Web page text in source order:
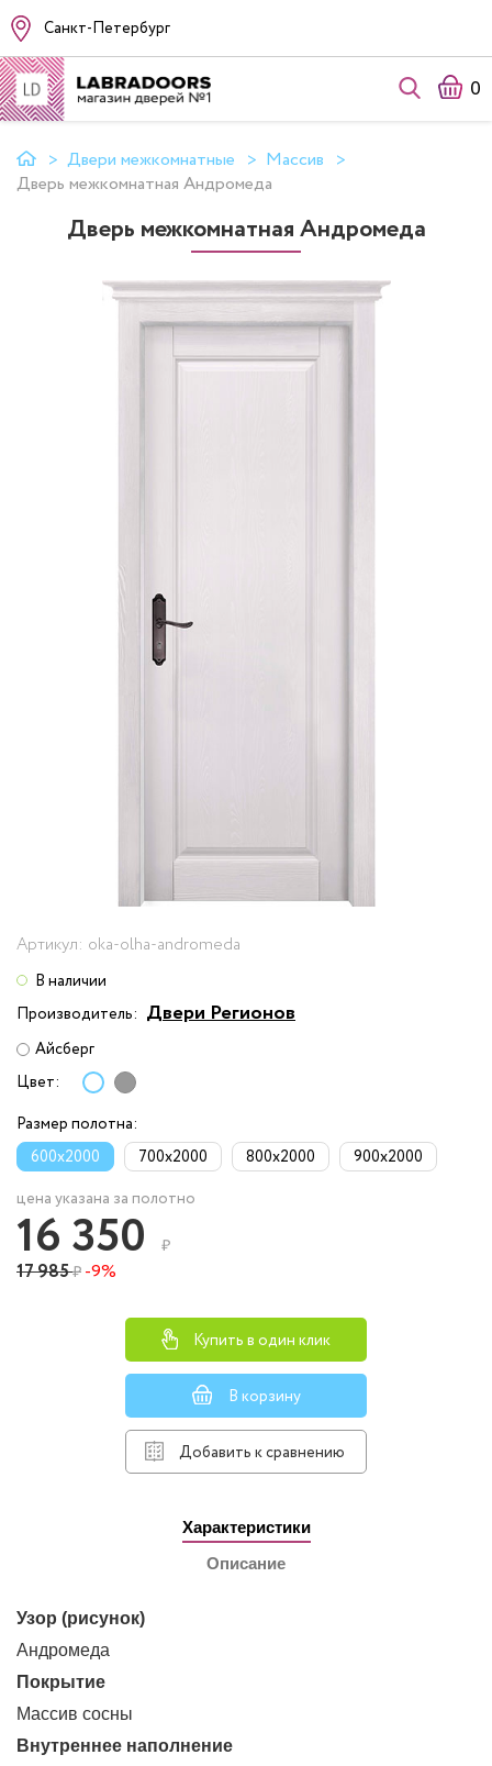
Санкт-Петербург
0
Двери межкомнатные
Массив
Дверь межкомнатная Андромеда
Дверь межкомнатная Андромеда
Артикул: oka-olha-andromeda
В наличии
Производитель: Двери Регионов
Айсберг
Цвет:
Размер полотна:
600x2000
700x2000 800x2000
900x2000
цена указана за полотно
16 350 ₽
17 985₽ -9%
Купить в один клик
В корзину
Добавить к сравнению
Характеристики
Описание
Узор (рисунок)
Андромеда
Покрытие
Массив сосны
Внутреннее наполнение